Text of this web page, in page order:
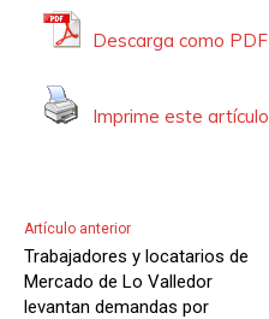
Descarga como PDF
Imprime este artículo
Artículo anterior
Trabajadores y locatarios de
Mercado de Lo Valledor
levantan demandas por